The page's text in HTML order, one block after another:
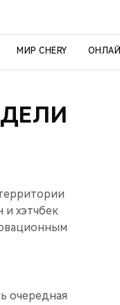
МИР CHERY
и хэтчбек
очередная